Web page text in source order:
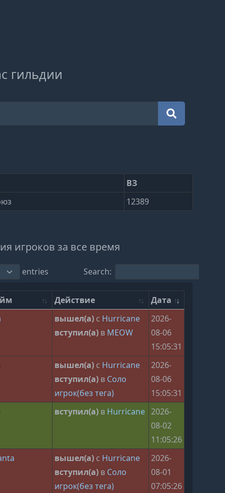
гильдии
ВЗ
12389
игроков за все время
entries Search:
Действие
Дата
вышел(а) с Hurricane
вступил(а) в MEOW
2026-
08-06
15:05:31
вышел(а) с Hurricane
вступил(а) в Соло
игрок(без тега)
2026-
08-06
15:05:31
вступил(а) в Hurricane 2026-
08-02
11:05:26
вышел(а) с Hurricane
вступил(а) в Соло
игрок(без тега)
2026-
08-01
07:05:26